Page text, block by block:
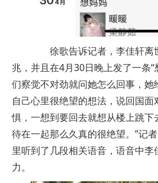
徐歌告诉记者，李佳轩离
兆，并且在4月30日晚上发了一条“
们察觉不对劲就问她怎么回事，她
自己心里很绝望的想法，说回国
惧，一想到要回去就想从楼上跳
待在一起那么久真的很绝望。”记
里听到了几段相关语音，语音中
力。